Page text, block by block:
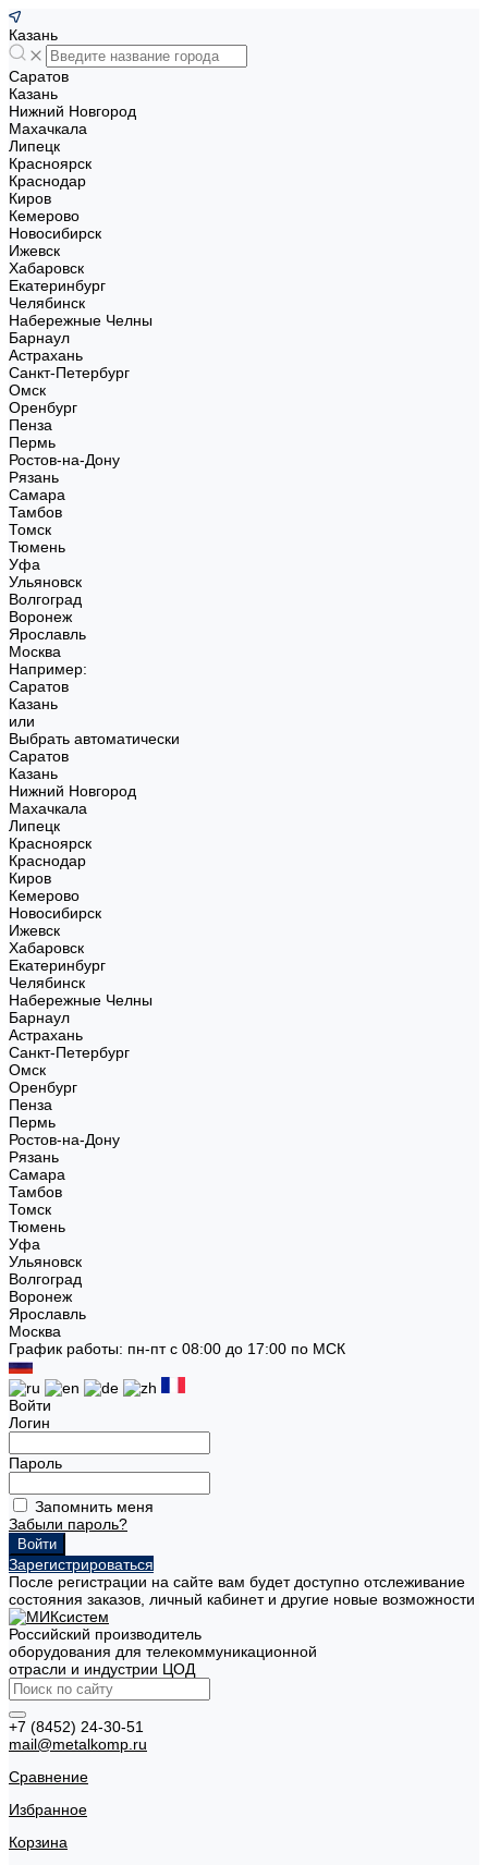
Казань
Саратов
Казань
Нижний Новгород
Махачкала
Липецк
Красноярск
Краснодар
Киров
Кемерово
Новосибирск
Ижевск
Хабаровск
Екатеринбург
Челябинск
Набережные Челны
Барнаул
Астрахань
Санкт-Петербург
Омск
Оренбург
Пенза
Пермь
Ростов-на-Дону
Рязань
Самара
Тамбов
Томск
Тюмень
Уфа
Ульяновск
Волгоград
Воронеж
Ярославль
Москва
Например:
Саратов
Казань
или
Выбрать автоматически
Саратов
Казань
Нижний Новгород
Махачкала
Липецк
Красноярск
Краснодар
Киров
Кемерово
Новосибирск
Ижевск
Хабаровск
Екатеринбург
Челябинск
Набережные Челны
Барнаул
Астрахань
Санкт-Петербург
Омск
Оренбург
Пенза
Пермь
Ростов-на-Дону
Рязань
Самара
Тамбов
Томск
Тюмень
Уфа
Ульяновск
Волгоград
Воронеж
Ярославль
Москва
График работы: пн-пт с 08:00 до 17:00 по МСК
Войти
Логин
Пароль
Запомнить меня
Забыли пароль?
Зарегистрироваться
После регистрации на сайте вам будет доступно отслеживание
состояния заказов, личный кабинет и другие новые возможности
Российский производитель
оборудования для телекоммуникационной
отрасли и индустрии ЦОД
+7 (8452) 24-30-51
mail@metalkomp.ru
Сравнение
Избранное
Корзина